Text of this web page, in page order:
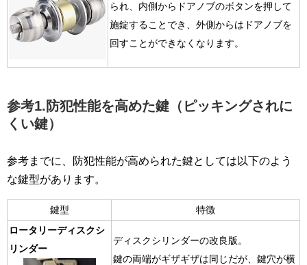
られ、 内側からドアノブのボタンを押して
施錠することでき、外側からはドアノブを
回すことができなくなります。
参考1.防犯性能を高めた鍵（ピッキングされに
くい鍵）
参考までに、防犯性能が高められた鍵としては以下のよう
な鍵型があります。
鍵型
特徴
ロータリーディスクシ
リンダー
ディスクシリンダーの改良版。
鍵の両端がギザギザは同じだが、鍵穴が横